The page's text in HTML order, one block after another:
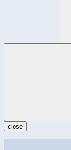
close